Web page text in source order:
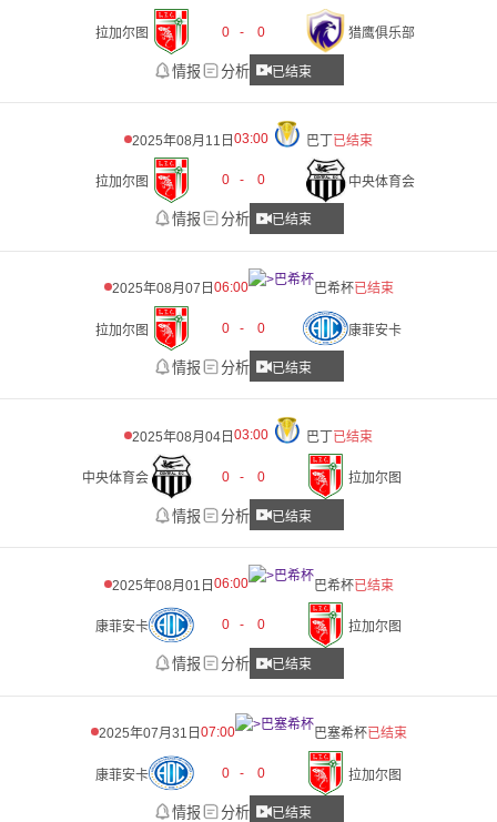
拉加尔图 0 - 0 猎鹰俱乐部
情报 分析 已结束
2025年08月11日 03:00 巴丁已结束
拉加尔图 0 - 0 中央体育会
情报 分析 已结束
2025年08月07日 06:00 巴希杯已结束
拉加尔图 0 - 0 康菲安卡
情报 分析 已结束
2025年08月04日 03:00 巴丁 已结束
中央体育会 0 - 0 拉加尔图
情报 分析 已结束
2025年08月01日 06:00 巴希杯已结束
康菲安卡 0 - 0 拉加尔图
情报 分析 已结束
2025年07月31日 07:00 巴塞希杯已结束
康菲安卡 0 - 0 拉加尔图
情报 分析 已结束